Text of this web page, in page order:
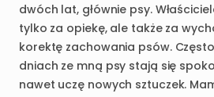
dwóch lat​,​ głównie psy.
tylko za opiekę​,​ ale także za
korektę zachowania psów. Często
dniach ze mną psy stają się
nawet uczę nowych sztuczek.